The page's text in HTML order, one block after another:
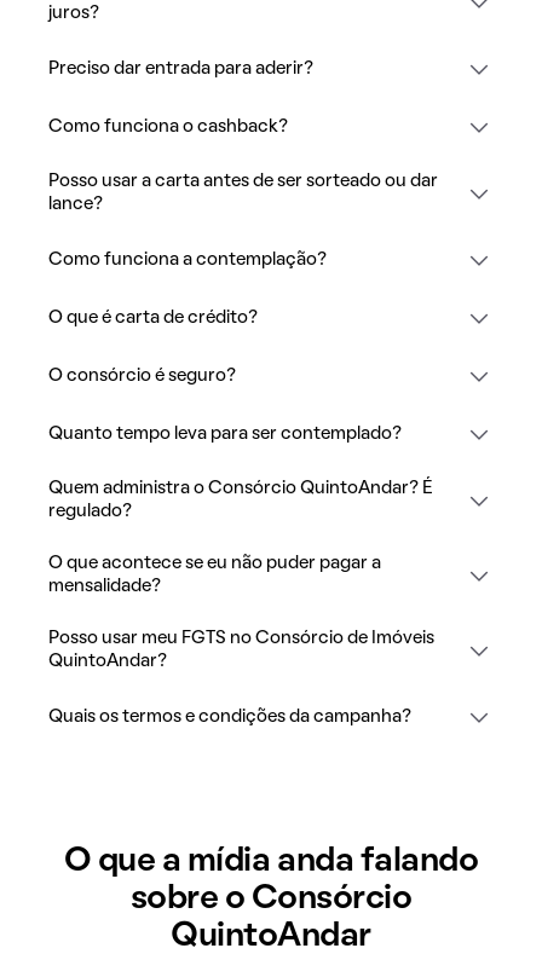
juros?
Preciso dar entrada para aderir?
Como funciona o cashback?
Posso usar a carta antes de ser sorteado ou dar
lance?
Como funciona a contemplação?
O que é carta de crédito?
O consórcio é seguro?
Quanto tempo leva para ser contemplado?
Quem administra o Consórcio QuintoAndar? É
regulado?
O que acontece se eu não puder pagar a
mensalidade?
Posso usar meu FGTS no Consórcio de Imóveis
QuintoAndar?
Quais os termos e condições da campanha?
O que a mídia anda falando
sobre o Consórcio
QuintoAndar